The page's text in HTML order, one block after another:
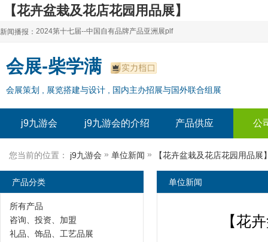
【花卉盆栽及花店花园用品展】
2024中国花卉展|广州花园技术展-j9九游会
新闻播报：
2024上海自有品牌展--百货展|食品展 零售展|oem展
2024全球自有--品牌产品亚洲展（plf）
2024上海自有品牌展--2024上海oem 贴牌代加工展
2024第十七届--中国自有品牌产品亚洲展plf
2024全球自有--品牌产品亚洲展（plf）
2024年上海--第17届自有品牌展
会展-柴学满
会展策划 , 展览搭建与设计 , 国内主办招展与国外联合组展
j9九游会 j9九游会的介绍 产品供应 公
您当前的位置： j9九游会 » 单位新闻 » 【花卉盆栽及花店花园用品
单位新闻
【花
产品分类
所有产品
咨询、投资、加盟
礼品、饰品、工艺品展